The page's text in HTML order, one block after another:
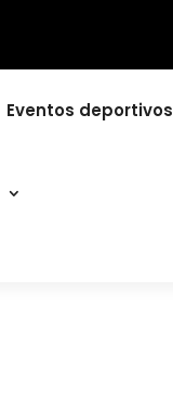
Eventos deportivos